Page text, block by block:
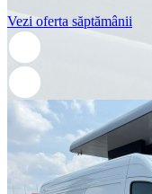
Vezi oferta săptămânii